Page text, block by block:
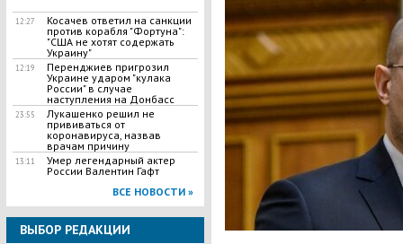
12:27
​Косачев ответил на санкции
против корабля "Фортуна":
"США не хотят содержать
Украину"
12:19
Перенджиев пригрозил
Украине ударом "кулака
России" в случае
наступления на Донбасс
23:55
Лукашенко решил не
прививаться от
коронавируса, назвав
врачам причину
13:11
Умер легендарный актер
России Валентин Гафт
ВСЕ НОВОСТИ »
ВЫБОР РЕДАКЦИИ